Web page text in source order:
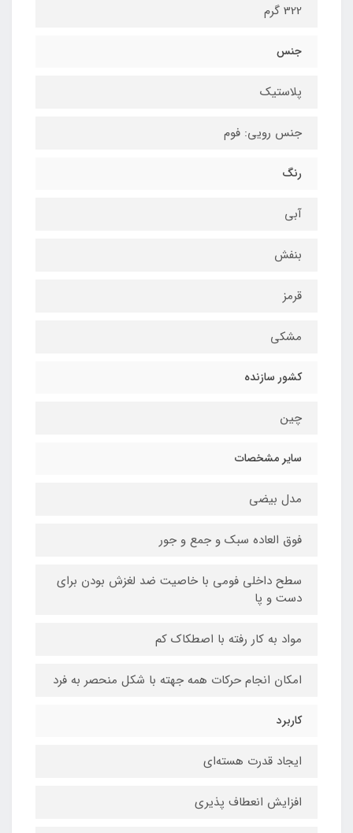
322 گرم
جنس
پلاستیک
جنس رویی: فوم
رنگ
آبی
بنفش
قرمز
مشکی
کشور سازنده
چین
سایر مشخصات
مدل بیضی
فوق العاده سبک و جمع و جور
سطح داخلی فومی با خاصیت ضد لغزش بودن برای
دست و پا
مواد به کار رفته با اصطکاک کم
امکان انجام حرکات همه جهته با شکل منحصر به فرد
کاربرد
ایجاد قدرت هسته‌ای
افزایش انعطاف پذیری